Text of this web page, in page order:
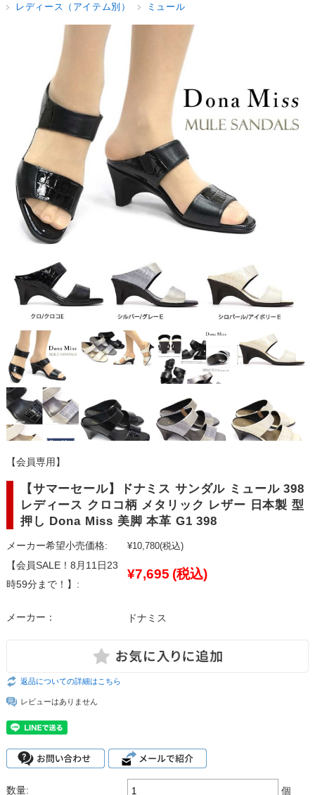
レディース（アイテム別）
ミュール
【会員専用】
【サマーセール】ドナミス サンダル ミュール 398
レディース クロコ柄 メタリック レザー 日本製 型
押し Dona Miss 美脚 本革 G1 398
メーカー希望小売価格: ¥10,780(税込)
【会員SALE！8月11日23
時59分まで！】:
¥7,695 (税込)
メーカー： ドナミス
返品についての詳細はこちら
レビューはありません
数量: 個